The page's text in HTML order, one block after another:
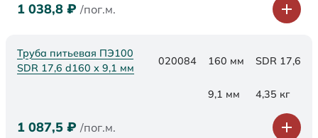
1 038,8 ₽ /пог.м.
Труба питьевая ПЭ100
SDR 17,6 d160 х 9,1 мм
020084 160 мм SDR 17,6
9,1 мм 4,35 кг
1 087,5 ₽ /пог.м.